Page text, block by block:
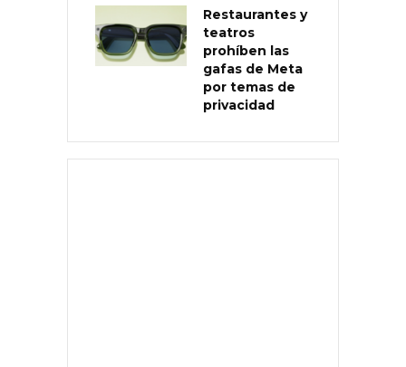
Restaurantes y
teatros
prohíben las
gafas de Meta
por temas de
privacidad